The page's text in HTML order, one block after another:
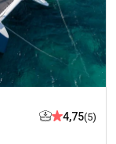
4,75(5)